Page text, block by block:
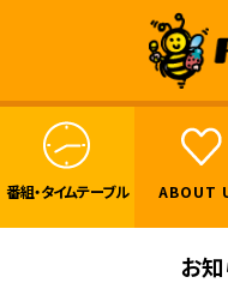
番組・タイムテーブル ABOUT
お